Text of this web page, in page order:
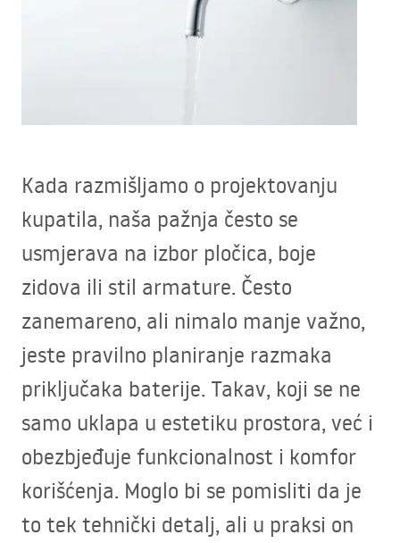
Kada razmišljamo o projektovanju
kupatila, naša pažnja često se
usmjerava na izbor pločica, boje
zidova ili stil armature. Često
zanemareno, ali nimalo manje važno,
jeste pravilno planiranje razmaka
priključaka baterije. Takav, koji se ne
samo uklapa u estetiku prostora, već i
obezbjeđuje funkcionalnost i komfor
korišćenja. Moglo bi se pomisliti da je
to tek tehnički detalj, ali u praksi on